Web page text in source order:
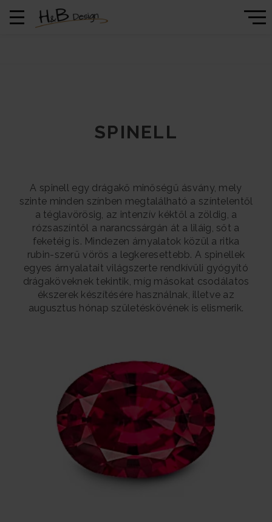
SPINELL
A spinell egy drágakő minőségű ásvány, mely
szinte minden színben megtalálható a színtelentől
a téglavörösig, az intenzív kéktől a zöldig, a
rózsaszíntől a narancssárgán át a liláig, sőt a
feketéig is. Mindezen árnyalatok közül a ritka
rubin-szerű vörös a legkeresettebb. A spinellek
egyes árnyalatait világszerte rendkívüli gyógyító
drágaköveknek tekintik, míg másokat csodálatos
ékszerek készítésére használnak, illetve az
augusztus hónap születéskövének is elismerik.